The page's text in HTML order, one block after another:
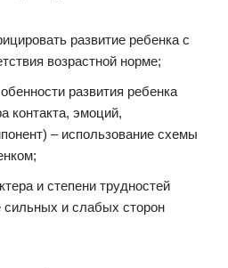
развитие ребенка с
возрастной норме;
развития ребенка
контакта, эмоций,
– использование схемы
и степени трудностей
сильных и слабых сторон